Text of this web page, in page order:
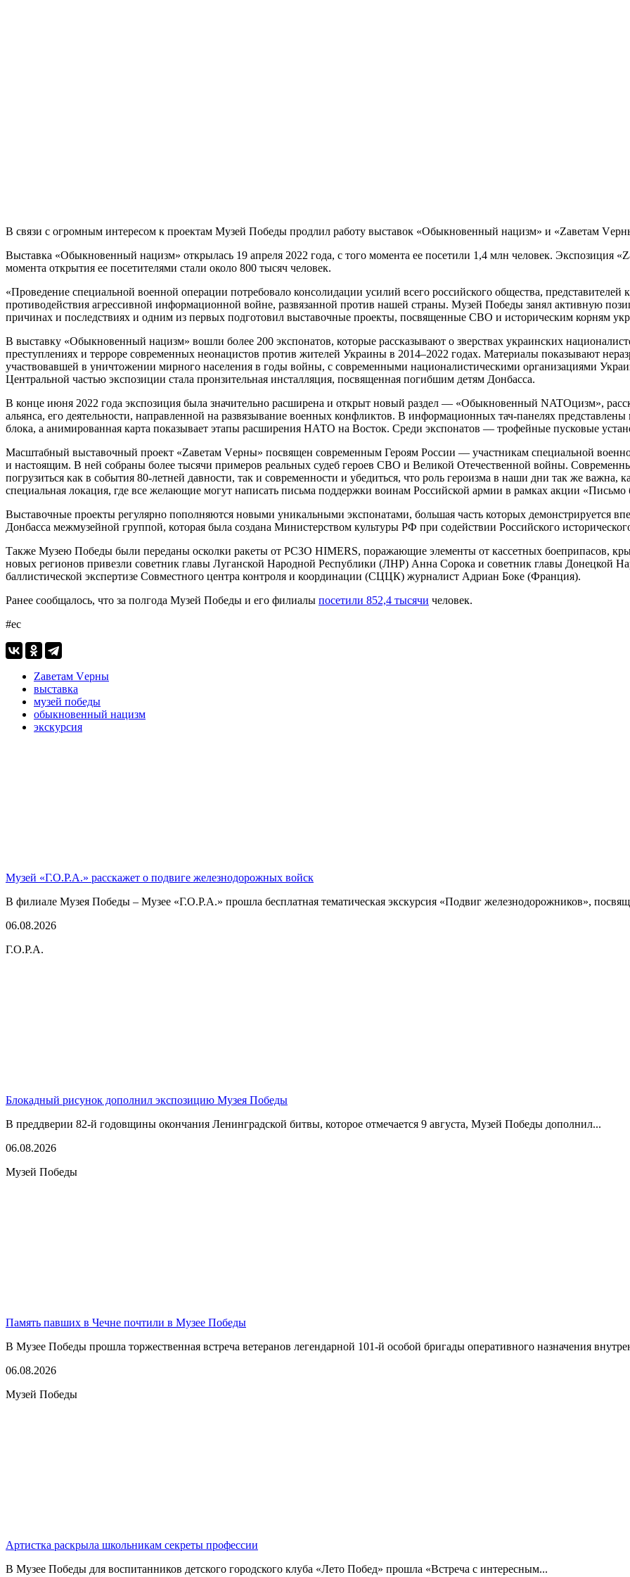
В связи с огромным интересом к проектам Музей Победы продлил работу выставок «Обыкновенный нацизм» и «Zаветам
Выставка «Обыкновенный нацизм» открылась 19 апреля 2022 года, с того момента ее посетили 1,4 млн человек. Экспозиция
момента открытия ее посетителями стали около 800 тысяч человек.
«Проведение специальной военной операции потребовало консолидации усилий всего российского общества,
противодействия агрессивной информационной войне, развязанной против нашей страны. Музей Победы занял активную
причинах и последствиях и одним из первых подготовил выставочные проекты, посвященные СВО и историческим корням
В выставку «Обыкновенный нацизм» вошли более 200 экспонатов, которые рассказывают о зверствах украинских
преступлениях и терроре современных неонацистов против жителей Украины в 2014–2022 годах. Материалы показывают
участвовавшей в уничтожении мирного населения в годы войны, с современными националистическими организациями
Центральной частью экспозиции стала пронзительная инсталляция, посвященная погибшим детям Донбасса.
В конце июня 2022 года экспозиция была значительно расширена и открыт новый раздел — «Обыкновенный NATOцизм»,
альянса, его деятельности, направленной на развязывание военных конфликтов. В информационных тач-панелях
блока, а анимированная карта показывает этапы расширения НАТО на Восток. Среди экспонатов — трофейные пусковые
Масштабный выставочный проект «Zаветам Vерны» посвящен современным Героям России — участникам специальной
и настоящим. В ней собраны более тысячи примеров реальных судеб героев СВО и Великой Отечественной войны.
погрузиться как в события 80-летней давности, так и современности и убедиться, что роль героизма в наши дни так же важна,
специальная локация, где все желающие могут написать письма поддержки воинам Российской армии в рамках акции «Письмо
Выставочные проекты регулярно пополняются новыми уникальными экспонатами, большая часть которых демонстрируется
Донбасса межмузейной группой, которая была создана Министерством культуры РФ при содействии Российского
Также Музею Победы были переданы осколки ракеты от РСЗО HIMERS, поражающие элементы от кассетных боеприпасов,
новых регионов привезли советник главы Луганской Народной Республики (ЛНР) Анна Сорока и советник главы Донецкой
баллистической экспертизе Совместного центра контроля и координации (СЦЦК) журналист Адриан Боке (Франция).
Ранее сообщалось, что за полгода Музей Победы и его филиалы посетили 852,4 тысячи человек.
#ес
Zаветам Vерны
выставка
музей победы
обыкновенный нацизм
экскурсия
Музей «Г.О.Р.А.» расскажет о подвиге железнодорожных войск
В филиале Музея Победы – Музее «Г.О.Р.А.» прошла бесплатная тематическая экскурсия «Подвиг железнодорожников»,
06.08.2026
Г.О.Р.А.
Блокадный рисунок дополнил экспозицию Музея Победы
В преддверии 82-й годовщины окончания Ленинградской битвы, которое отмечается 9 августа, Музей Победы дополнил...
06.08.2026
Музей Победы
Память павших в Чечне почтили в Музее Победы
В Музее Победы прошла торжественная встреча ветеранов легендарной 101-й особой бригады оперативного назначения
06.08.2026
Музей Победы
Артистка раскрыла школьникам секреты профессии
В Музее Победы для воспитанников детского городского клуба «Лето Побед» прошла «Встреча с интересным...